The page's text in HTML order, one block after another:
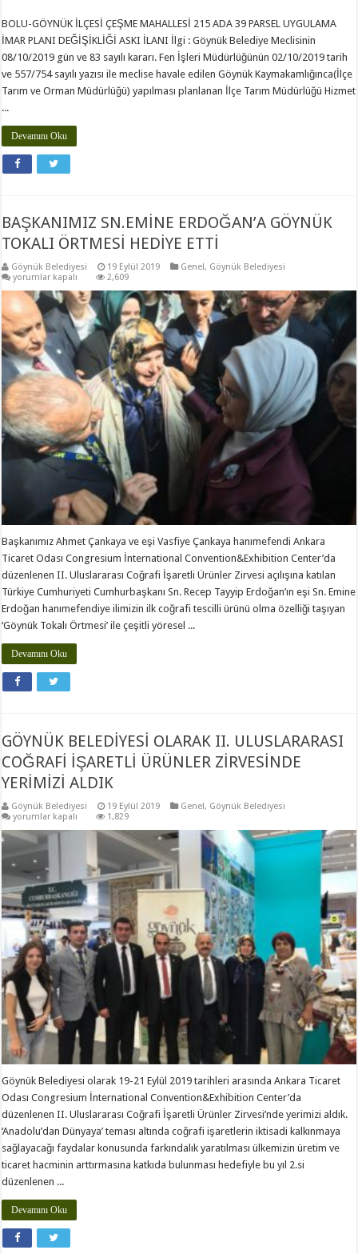
BOLU-GÖYNÜK İLÇESİ ÇEŞME MAHALLESİ 215 ADA 39 PARSEL UYGULAMA
İMAR PLANI DEĞİŞİKLİĞİ ASKI İLANI İlgi : Göynük Belediye Meclisinin
08/10/2019 gün ve 83 sayılı kararı. Fen İşleri Müdürlüğünün 02/10/2019 tarih
ve 557/754 sayılı yazısı ile meclise havale edilen Göynük Kaymakamlığınca(İlçe
Tarım ve Orman Müdürlüğü) yapılması planlanan İlçe Tarım Müdürlüğü Hizmet
...
Devamını Oku
BAŞKANIMIZ SN.EMİNE ERDOĞAN’A GÖYNÜK
TOKALI ÖRTMESİ HEDİYE ETTİ
Göynük Belediyesi 19 Eylül 2019 Genel, Göynük Belediyesi
BAŞKANIMIZ
ERDOĞAN’A
GÖYNÜK
TOKALI
ÖRTMESİ
HEDİYE
ETTİ
için
yorumlar kapalı 2,609
Başkanımız Ahmet Çankaya ve eşi Vasfiye Çankaya hanımefendi Ankara
Ticaret Odası Congresium İnternational Convention&Exhibition Center’da
düzenlenen II. Uluslararası Coğrafi İşaretli Ürünler Zirvesi açılışına katılan
Türkiye Cumhuriyeti Cumhurbaşkanı Sn. Recep Tayyip Erdoğan’ın eşi Sn. Emine
Erdoğan hanımefendiye ilimizin ilk coğrafi tescilli ürünü olma özelliği taşıyan
‘Göynük Tokalı Örtmesi’ ile çeşitli yöresel ...
Devamını Oku
GÖYNÜK BELEDİYESİ OLARAK II. ULUSLARARASI
COĞRAFİ İŞARETLİ ÜRÜNLER ZİRVESİNDE
YERİMİZİ ALDIK
Göynük Belediyesi 19 Eylül 2019 Genel, Göynük Belediyesi
GÖYNÜK
OLARAK
ULUSLARARASI
COĞRAFİ
İŞARETLİ
ÜRÜNLER
ZİRVESİNDE
YERİMİZİ
ALDIK
için
yorumlar kapalı 1,829
Göynük Belediyesi olarak 19-21 Eylül 2019 tarihleri arasında Ankara Ticaret
Odası Congresium İnternational Convention&Exhibition Center’da
düzenlenen II. Uluslararası Coğrafi İşaretli Ürünler Zirvesi’nde yerimizi aldık.
‘Anadolu’dan Dünyaya’ teması altında coğrafi işaretlerin iktisadi kalkınmaya
sağlayacağı faydalar konusunda farkındalık yaratılması ülkemizin üretim ve
ticaret hacminin arttırmasına katkıda bulunması hedefiyle bu yıl 2.si
düzenlenen ...
Devamını Oku